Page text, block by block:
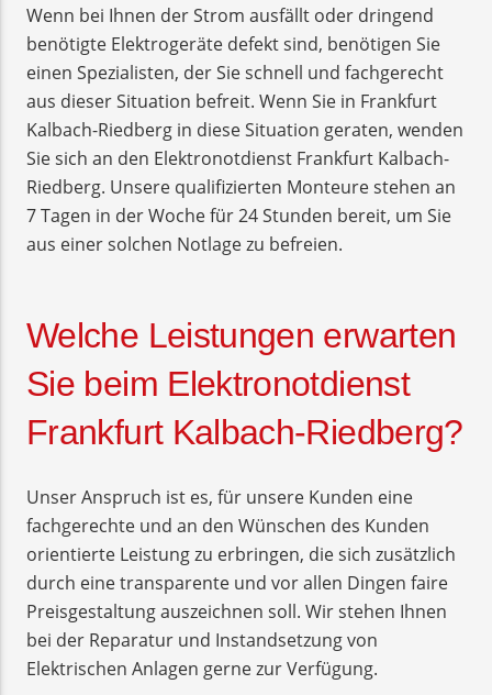
Wenn bei Ihnen der Strom ausfällt oder dringend
benötigte Elektrogeräte defekt sind, benötigen Sie
einen Spezialisten, der Sie schnell und fachgerecht
aus dieser Situation befreit. Wenn Sie in Frankfurt
Kalbach-Riedberg in diese Situation geraten, wenden
Sie sich an den Elektronotdienst Frankfurt Kalbach-
Riedberg. Unsere qualifizierten Monteure stehen an
7 Tagen in der Woche für 24 Stunden bereit, um Sie
aus einer solchen Notlage zu befreien.
Welche Leistungen erwarten
Sie beim Elektronotdienst
Frankfurt Kalbach-Riedberg?
Unser Anspruch ist es, für unsere Kunden eine
fachgerechte und an den Wünschen des Kunden
orientierte Leistung zu erbringen, die sich zusätzlich
durch eine transparente und vor allen Dingen faire
Preisgestaltung auszeichnen soll. Wir stehen Ihnen
bei der Reparatur und Instandsetzung von
Elektrischen Anlagen gerne zur Verfügung.